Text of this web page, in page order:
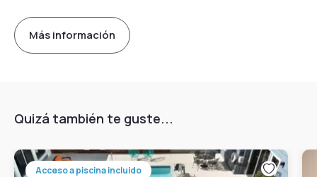
Más información
Quizá también te guste...
Acceso a piscina incluido